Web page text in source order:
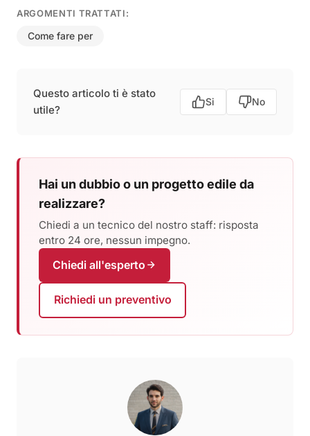
ARGOMENTI TRATTATI:
Come fare per
Questo articolo ti è stato
utile?
Si No
Hai un dubbio o un progetto edile da
realizzare?
Chiedi a un tecnico del nostro staff: risposta
entro 24 ore, nessun impegno.
Chiedi all'esperto
Richiedi un preventivo